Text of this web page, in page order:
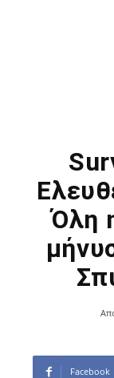
Όλη
Facebook